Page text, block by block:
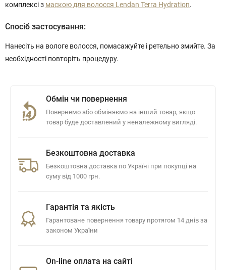
комплексі з маскою для волосся Lendan Terra Hydration.
Спосіб застосування:
Нанесіть на вологе волосся, помасажуйте і ретельно змийте. За
необхідності повторіть процедуру.
Обмін чи повернення
Повернемо або обміняємо на інший товар, якщо
товар буде доставлений у неналежному вигляді.
Безкоштовна доставка
Безкоштовна доставка по Україні при покупці на
суму від 1000 грн.
Гарантія та якість
Гарантоване повернення товару протягом 14 днів за
законом України
On-line оплата на сайті